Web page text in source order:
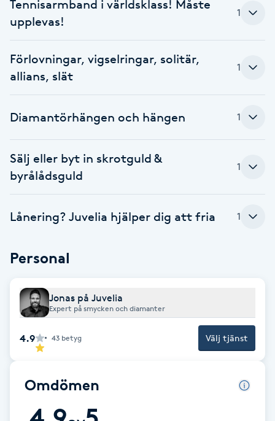
Babylights
Balayage
Barber
Barnklippning
BIAB
Bottenfärg
Brynformning
Brynfärgning
Brynplockning
Tennisarmband i världsklass! Måste
upplevas!
1
Förlovningar, vigselringar, solitär,
allians, slät
1
Diamantörhängen och hängen 1
Sälj eller byt in skrotguld &
byrålådsguld
1
Lånering? Juvelia hjälper dig att fria 1
Personal
Jonas på Juvelia
Expert på smycken och diamanter
4.9 43 betyg Välj tjänst
Omdömen